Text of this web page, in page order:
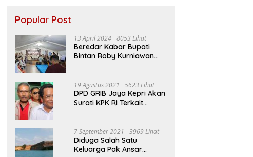
Popular Post
13 April 2024 8053 Lihat
Beredar Kabar Bupati
Bintan Roby Kurniawan
Open House Apri Sujadi
19 Agustus 2021 5623 Lihat
DPD GRIB Jaya Kepri Akan
Surati KPK RI Terkait
Bupati Bintan
7 September 2021 3969 Lihat
Diduga Salah Satu
Keluarga Pak Ansar